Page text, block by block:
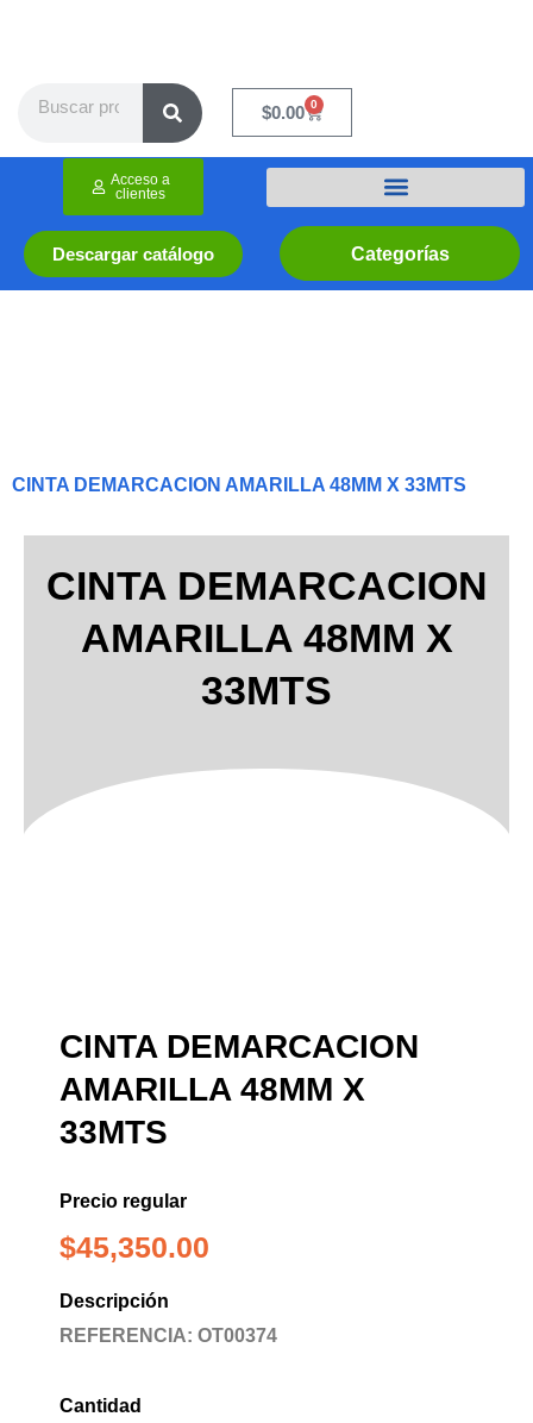
$0.00 0
Cart
Categorías
Descargar catálogo
Acceso a
clientes
CINTA DEMARCACION AMARILLA 48MM X 33MTS
CINTA DEMARCACION
AMARILLA 48MM X
33MTS
CINTA DEMARCACION
AMARILLA 48MM X
33MTS
Precio regular
$45,350.00
Descripción
REFERENCIA: OT00374
Cantidad